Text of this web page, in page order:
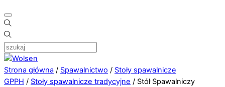
Strona główna / Spawalnictwo / Stoły spawalnicze
GPPH / Stoły spawalnicze tradycyjne / Stół Spawalniczy